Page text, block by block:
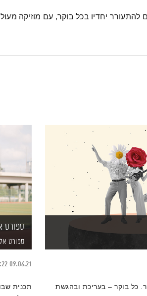
להתעורר יחדיו בכל בוקר, עם מוזיקה
כל בוקר – בעריכת ובהגשת
ספורט
ספורט
09.06.21
תכנית